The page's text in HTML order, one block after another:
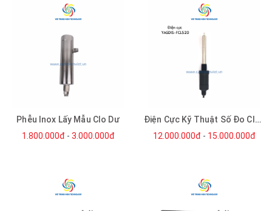
Phễu Inox Lấy Mẫu Clo Dư
1.800.000đ - 3.000.000đ
Điện Cực Kỹ Thuật Số Đo Clo Dư
12.000.000đ - 15.000.000đ